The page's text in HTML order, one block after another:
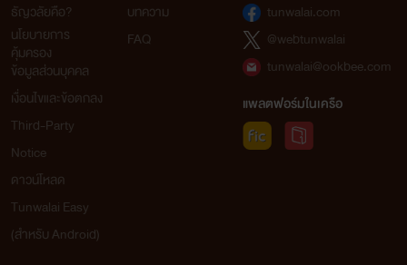
ธัญวลัยคือ?
นโยบายการ
คุ้มครอง
ข้อมูลส่วนบุคคล
เงื่อนไขและข้อตกลง
Third-Party
Notice
ดาวน์โหลด
Tunwalai Easy
(สำหรับ Android)
บทความ
FAQ
tunwalai.com
@webtunwalai
tunwalai@ookbee.com
แพลตฟอร์มในเครือ